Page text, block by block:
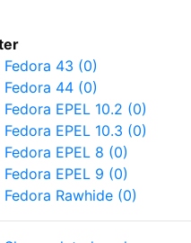
Fedora 43 (0)
Fedora 44 (0)
Fedora EPEL 10.2 (0)
Fedora EPEL 10.3 (0)
Fedora EPEL 8 (0)
Fedora EPEL 9 (0)
Fedora Rawhide (0)